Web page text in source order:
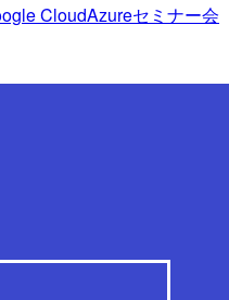
CloudAzureセミナー会